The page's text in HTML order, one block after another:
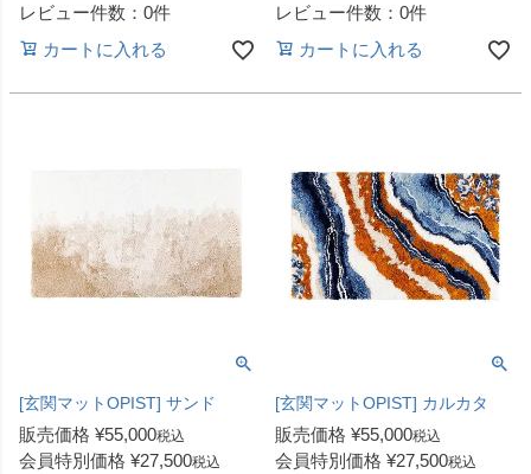
レビュー件数：0件
カートに入れる
レビュー件数：0件
カートに入れる
[玄関マットOPIST] サンド
販売価格 ¥55,000税込
会員特別価格 ¥27,500税込
[玄関マットOPIST] カルカタ
販売価格 ¥55,000税込
会員特別価格 ¥27,500税込